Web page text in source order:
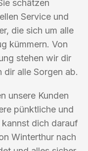
schätzen
Service und
die sich um alle
kümmern. Von
stehen wir dir
dir alle Sorgen ab.
unsere Kunden
pünktliche und
dich darauf
Winterthur nach